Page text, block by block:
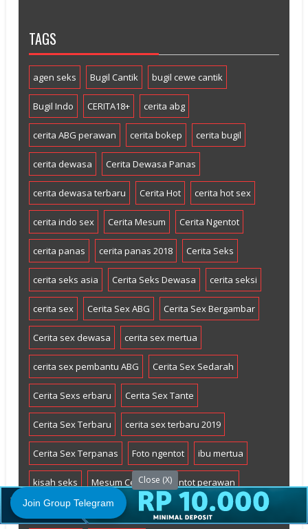
TAGS
agen seks Bugil Cantik bugil cewe cantik
Bugil Indo CERITA18+ cerita abg
cerita ABG perawan cerita bokep cerita bugil
cerita dewasa Cerita Dewasa Panas
cerita dewasa terbaru Cerita Hot cerita hot sex
cerita indo sex Cerita Mesum Cerita Ngentot
cerita panas cerita panas 2018 Cerita Seks
cerita seks asia Cerita Seks Dewasa cerita seksi
cerita sex Cerita Sex ABG Cerita Sex Bergambar
Cerita sex dewasa cerita sex mertua
cerita sex pembantu ABG Cerita Sex Sedarah
Cerita Sexs erbaru Cerita Sex Tante
Cerita Sex Terbaru cerita sex terbaru 2019
Cerita Sex Terpanas Foto ngentot ibu mertua
kisah seks Mesum Cerita ngentot perawan
Perawan perawan bugil pusat cerita dewasa
Close (X)
Join Group Telegram